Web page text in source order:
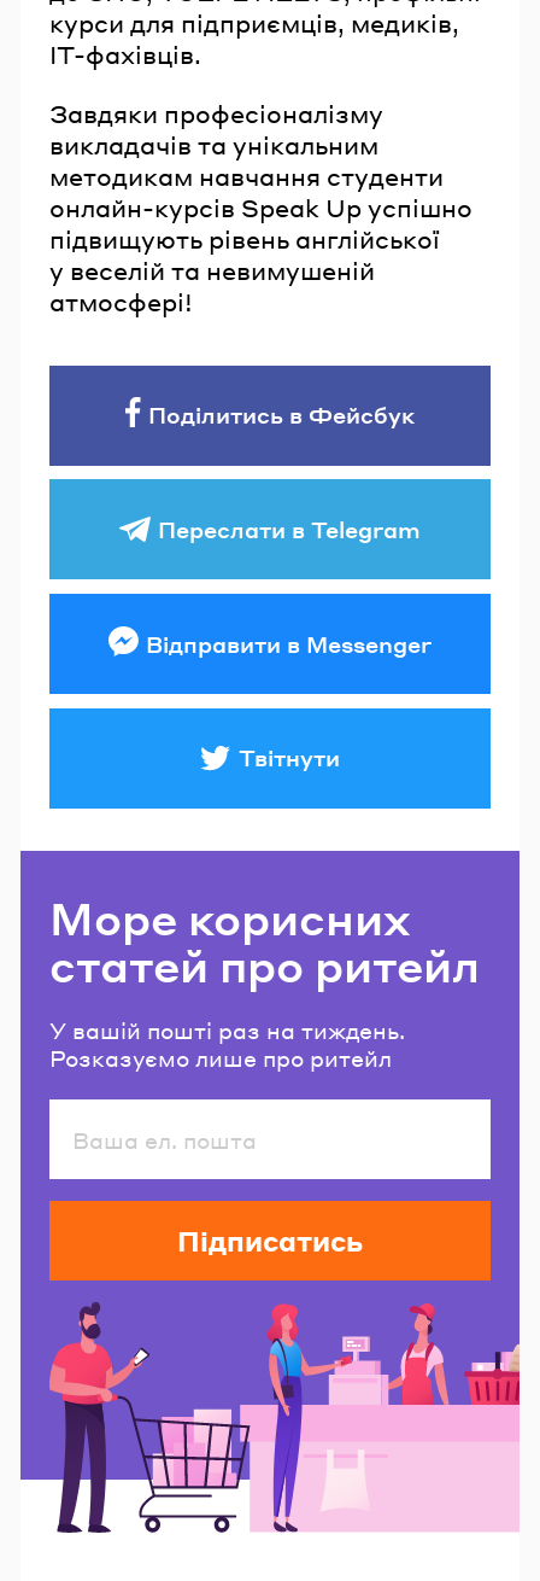
курси для підприємців, медиків,
IT-фахівців.
Завдяки професіоналізму
викладачів та унікальним
методикам навчання студенти
онлайн-курсів Speak Up успішно
підвищують рівень англійської
у веселій та невимушеній
атмосфері!
Поділитись в Фейсбук
Переслати в Telegram
Відправити в Messenger
Твітнути
Море корисних
статей про ритейл
У вашій пошті раз на тиждень.
Розказуємо лише про ритейл
Підписатись